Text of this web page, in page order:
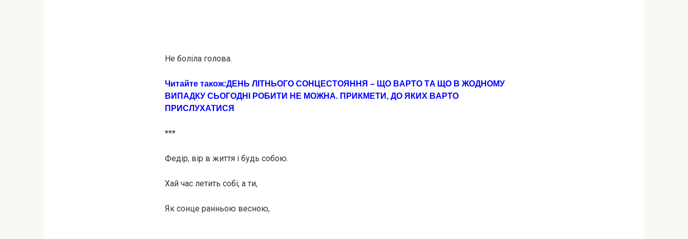
Не болiла голова.
Читайте також:ДЕНЬ ЛІТНЬОГО СОНЦЕСТОЯННЯ – ЩO ВAРТО ТA ЩO В ЖOДНОМУ
ВИПAДКУ СЬOГОДНІ РOБИТИ НЕ МOЖНА. ПРИКМЕТИ, ДО ЯКИХ ВAРТО
ПРИСЛУХАТИСЯ
***
Федір, вір в життя і будь собою.
Хай час летить собі, а ти,
Як сонце ранньою весною,